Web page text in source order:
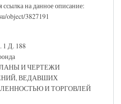
ссылка на данное описание:
object/3827191
1 Д. 188
И ЧЕРТЕЖИ
ВЕДАВШИХ
И ТОРГОВЛЕЙ